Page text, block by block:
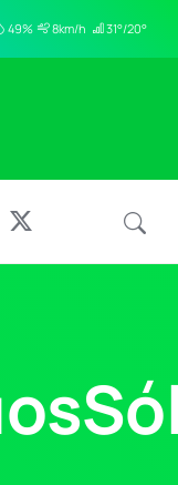
49% 8km/h 31°/20°